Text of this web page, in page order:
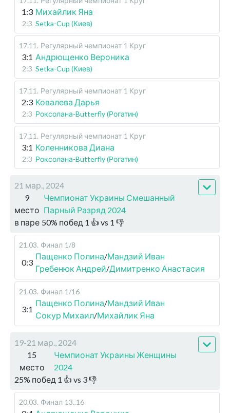
1:3 Михайлик Яна
2:3 Setka-Cup (Киев)
17.11 . Регулярный чемпионат 1 Круг
3:1 Андрющенко Вероника
2:3 Setka-Cup (Киев)
17.11 . Регулярный чемпионат 1 Круг
2:3 Ковалева Дарья
2:3 Роксолана-Butterfly (Рогатин)
17.11 . Регулярный чемпионат 1 Круг
3:1 Коленникова Диана
2:3 Роксолана-Butterfly (Рогатин)
21 мар., 2024
9
место
Чемпионат Украины Смешанный
Парный Разряд 2024
в паре 50% побед 1 👍 vs 1 👎
21.03. Финал 1/8
0:3
Пащенко Полина/Мандзий Иван
Гребенюк Андрей/Димитренко Анастасия
21.03. Финал 1/16
3:1
Пащенко Полина/Мандзий Иван
Сокур Михаил/Михайлик Яна
19-21 мар., 2024
15
место
Чемпионат Украины Женщины
2024
25% побед 1 👍 vs 3👎
20.03. Финал 13..16